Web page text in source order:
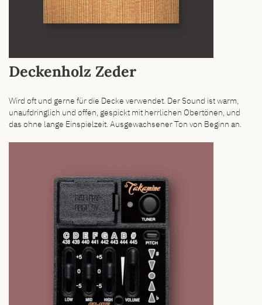
Deckenholz Zeder
Wird oft und gerne für die Decke verwendet. Der Sound ist warm,
unaufdringlich und offen, gespickt mit herrlichen Obertönen, und
das ohne lange Einspielzeit. Ausgewachsener Ton von Beginn an.